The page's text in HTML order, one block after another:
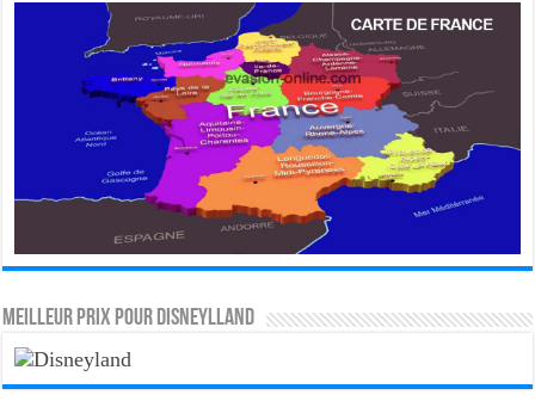
MEILLEUR PRIX POUR DISNEYLLAND